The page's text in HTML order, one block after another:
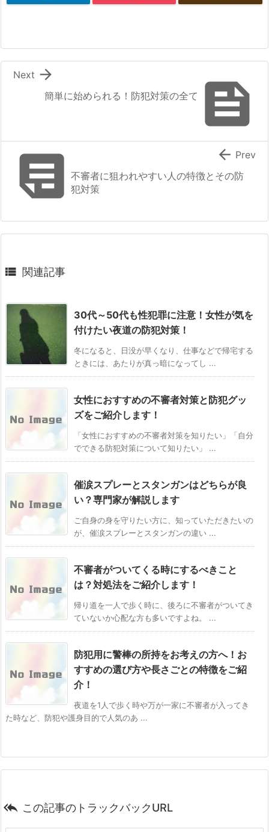

簡単に始められる！防犯対策の全て

Next
不審者に狙われやすい人の特徴とその防
犯対策
 Prev
 関連記事
30代～50代も性犯罪に注意！女性が気を
付けたい夜道の防犯対策！
冬になると、日没が早くなり、仕事などで帰宅する
ときには、あたりが真っ暗になってし ...
女性におすすめの不審者対策と防犯グッ
ズをご紹介します！
「女性におすすめの不審者対策を知りたい」「自分
でできる防犯対策について知りたい」 ...
催涙スプレーとスタンガンはどちらが良
い？専門家が解説します
ご自身の身を守りたい方に、知っていただきたいの
が、催涙スプレーとスタンガンの違い ...
不審者がついてくる時にするべきこと
は？対処法をご紹介します！
帰り道を一人で歩く時に、後ろに不審者がついてき
ていないか心配な方も多いですよね。 ...
防犯用に警棒の所持をお考えの方へ！お
すすめの選び方や長さごとの特徴をご紹
介！
夜道を1人で歩く時や万が一家に不審者が入ってき
た時など、防犯や護身目的で人気のあ ...
 この記事のトラックバックURL